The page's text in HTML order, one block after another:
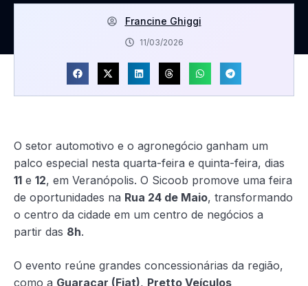
Francine Ghiggi
11/03/2026
O setor automotivo e o agronegócio ganham um
palco especial nesta quarta-feira e quinta-feira, dias
11 e 12, em Veranópolis. O Sicoob promove uma feira
de oportunidades na Rua 24 de Maio, transformando
o centro da cidade em um centro de negócios a
partir das 8h.
O evento reúne grandes concessionárias da região,
como a Guaracar (Fiat), Pretto Veículos